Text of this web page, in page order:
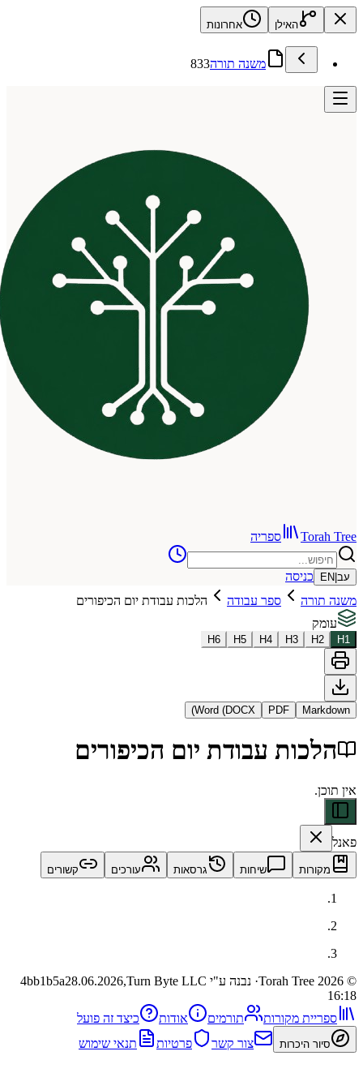
האילן אחרונות
משנה תורה833
ספריה
כניסה
ספר עבודה
הלכות עבודת יום הכיפורים
H3
H4
H5
H6
PDF
Word (DOCX)
עבודת יום הכיפורים
שיחות גרסאות עורכים קשורים
· נבנה ע"י Turn Byte LLC 4bb1b5a28.06.2026,
מקורות תורמים אודות כיצד זה פועל
היכרות צור קשר פרטיות תנאי שימוש